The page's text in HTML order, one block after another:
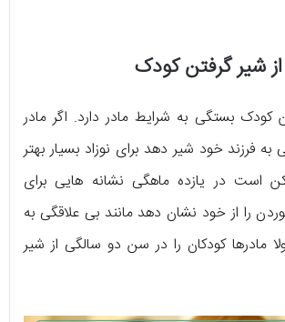
شیر گرفتن کودک
کودک بستگی به شرایط مادر دارد. اگر مادر
تا 18 ماهگی به فرزند خود شیر دهد برای نوزاد بسیار بهتر
است در یازده ماهگی نشانه هایی برای
را از خود نشان دهد مانند بی علاقگی به
مادرها کودکان را در سن دو سالگی از شیر